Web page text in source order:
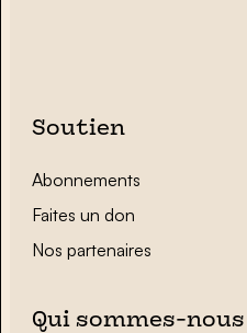
Soutien
Abonnements
Faites un don
Nos partenaires
Qui sommes-nous